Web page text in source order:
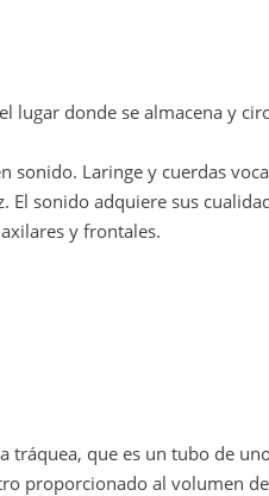
lugar donde se almacena y
sonido. Laringe y cuerdas
sonido adquiere sus
y frontales.
tráquea, que es un tubo de
proporcionado al volumen